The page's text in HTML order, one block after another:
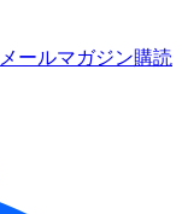
メールマガジン購読